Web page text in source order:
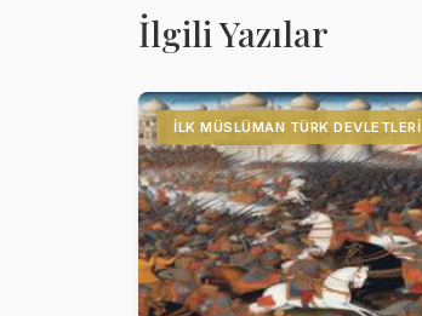
İlgili Yazılar
İLK MÜSLÜMAN TÜRK DEVLETLERI